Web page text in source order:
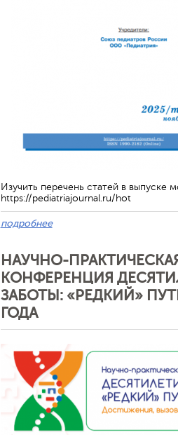
Изучить перечень статей в выпуске
https://pediatriajournal.ru/hot
подробнее
НАУЧНО-
КОНФЕРЕНЦИЯ
ЗАБОТЫ: «РЕДКИЙ»
ГОДА
Отменить